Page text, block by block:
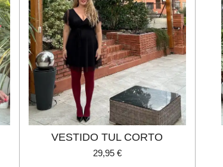
VESTIDO TUL CORTO
29,95 €